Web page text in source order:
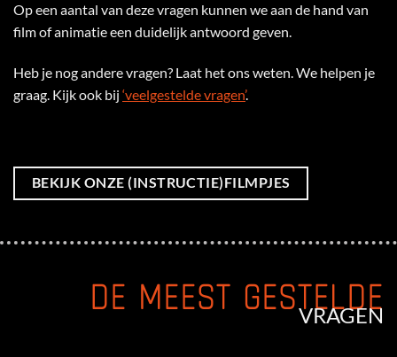
Op een aantal van deze vragen kunnen we aan de hand van
film of animatie een duidelijk antwoord geven.
Heb je nog andere vragen? Laat het ons weten. We helpen je
graag. Kijk ook bij ‘veelgestelde vragen’.
BEKIJK ONZE (INSTRUCTIE)FILMPJES
DE MEEST GESTELDE
VRAGEN